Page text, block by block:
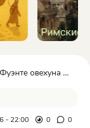
овехуна - Вега Де
- 22:00 0 0